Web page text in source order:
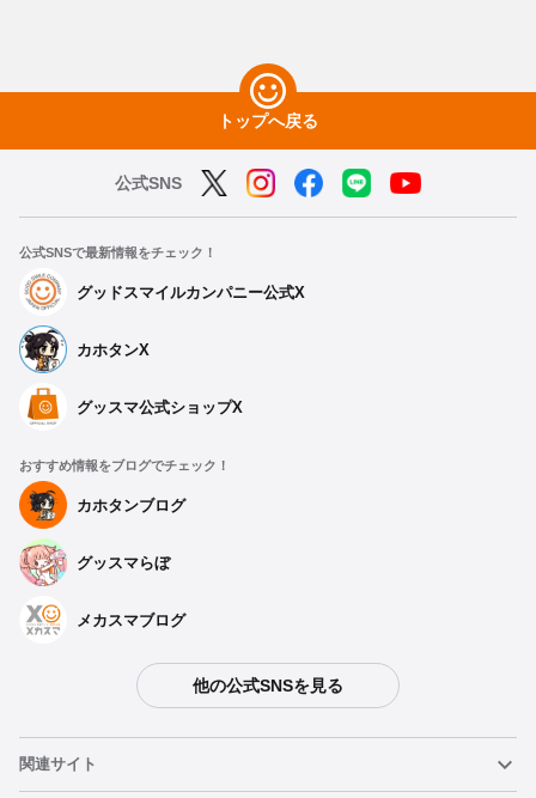
トップへ戻る
公式SNS
公式SNSで最新情報をチェック！
グッドスマイルカンパニー公式X
カホタンX
グッスマ公式ショップX
おすすめ情報をブログでチェック！
カホタンブログ
グッスマらぼ
メカスマブログ
他の公式SNSを見る
関連サイト